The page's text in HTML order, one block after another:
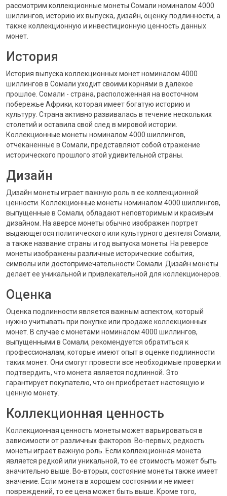
рассмотрим коллекционные монеты Сомали номиналом 4000
шиллингов, историю их выпуска, дизайн, оценку подлинности, а
также коллекционную и инвестиционную ценность данных
монет.
История
История выпуска коллекционных монет номиналом 4000
шиллингов в Сомали уходит своими корнями в далекое
прошлое. Сомали - страна, расположенная на восточном
побережье Африки, которая имеет богатую историю и
культуру. Страна активно развивалась в течение нескольких
столетий и оставила свой след в мировой истории.
Коллекционные монеты номиналом 4000 шиллингов,
отчеканенные в Сомали, представляют собой отражение
исторического прошлого этой удивительной страны.
Дизайн
Дизайн монеты играет важную роль в ее коллекционной
ценности. Коллекционные монеты номиналом 4000 шиллингов,
выпущенные в Сомали, обладают неповторимым и красивым
дизайном. На аверсе монеты обычно изображен портрет
выдающегося политического или культурного деятеля Сомали,
а также название страны и год выпуска монеты. На реверсе
монеты изображены различные исторические события,
символы или достопримечательности Сомали. Дизайн монеты
делает ее уникальной и привлекательной для коллекционеров.
Оценка
Оценка подлинности является важным аспектом, который
нужно учитывать при покупке или продаже коллекционных
монет. В случае с монетами номиналом 4000 шиллингов,
выпущенными в Сомали, рекомендуется обратиться к
профессионалам, которые имеют опыт в оценке подлинности
таких монет. Они смогут провести все необходимые проверки и
подтвердить, что монета является подлинной. Это
гарантирует покупателю, что он приобретает настоящую и
ценную монету.
Коллекционная ценность
Коллекционная ценность монеты может варьироваться в
зависимости от различных факторов. Во-первых, редкость
монеты играет важную роль. Если коллекционная монета
является редкой или уникальной, то ее стоимость может быть
значительно выше. Во-вторых, состояние монеты также имеет
значение. Если монета в хорошем состоянии и не имеет
повреждений, то ее цена может быть выше. Кроме того,